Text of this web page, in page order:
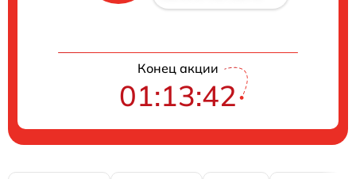
Конец акции
01:13:41